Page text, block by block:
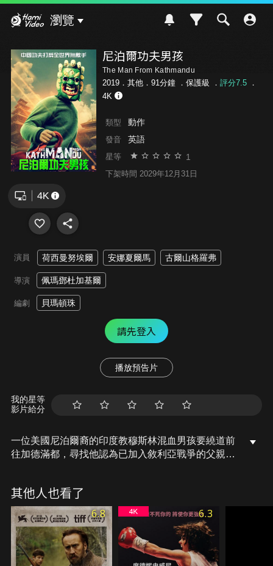
瀏覽
尼泊爾功夫男孩
The Man From Kathmandu
2019．其他．91分鐘 ． 保護級 ． 評分7.5．
4K
類型 動作
發音 英語
星等 1
下架時間 2029年12月31日
演員 荷西曼努埃爾 安娜夏爾馬 古爾山格羅弗
導演 佩瑪鄧杜加基爾
編劇 貝瑪頓珠
請先登入
播放預告片
我的星等
影片給分
一位美國尼泊爾裔的印度教穆斯林混血男孩要繞道前
往加德滿都，尋找他認為已加入敘利亞戰爭的父親，
在此過程中，他重新與自己忘記的喜馬拉雅民族的根
源文化和傳統聯繫起來。
其他人也看了
6.8 6.3